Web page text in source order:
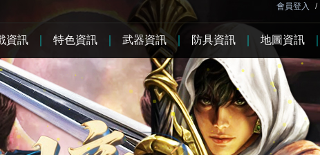
會員登入 /